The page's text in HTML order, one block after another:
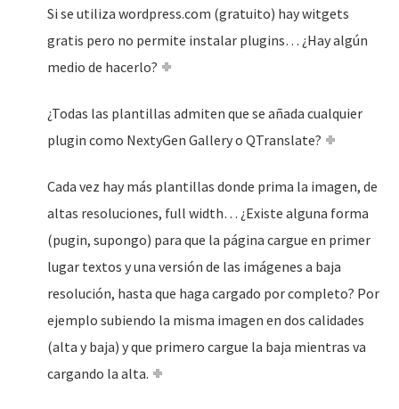
Si se utiliza wordpress.com (gratuito) hay witgets
gratis pero no permite instalar plugins… ¿Hay algún
medio de hacerlo?
¿Todas las plantillas admiten que se añada cualquier
plugin como NextyGen Gallery o QTranslate?
Cada vez hay más plantillas donde prima la imagen, de
altas resoluciones, full width… ¿Existe alguna forma
(pugin, supongo) para que la página cargue en primer
lugar textos y una versión de las imágenes a baja
resolución, hasta que haga cargado por completo? Por
ejemplo subiendo la misma imagen en dos calidades
(alta y baja) y que primero cargue la baja mientras va
cargando la alta.